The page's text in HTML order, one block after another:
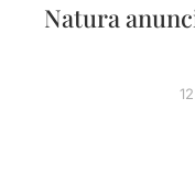
Natura